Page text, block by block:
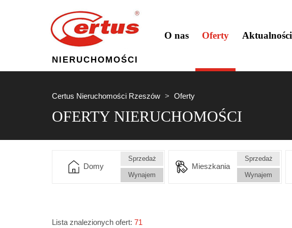
NIERUCHOMOŚCI
O nas Oferty Aktualności
Certus Nieruchomości Rzeszów Oferty
OFERTY NIERUCHOMOŚCI
Domy
Sprzedaż
Wynajem
Mieszkania
Sprzedaż
Wynajem
Lista znalezionych ofert: 71